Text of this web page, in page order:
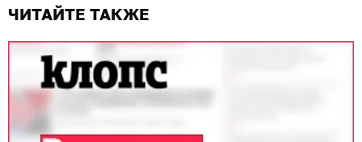
ЧИТАЙТЕ ТАКЖЕ